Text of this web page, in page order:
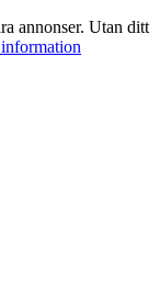
annonser. Utan ditt